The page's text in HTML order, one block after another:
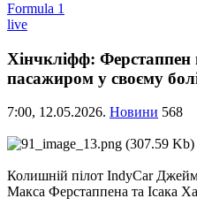
Formula 1
live
Хінчкліфф: Ферстаппен
пасажиром у своєму
7:00, 12.05.2026. Новини 568
Колишній пілот IndyCar
Макса Ферстаппена та Ісака